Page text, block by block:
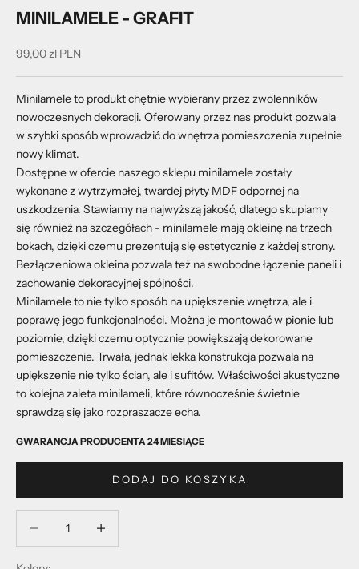
MINILAMELE - GRAFIT
Cena promocyjna
99,00 zl PLN
Minilamele to produkt chętnie wybierany przez zwolenników
nowoczesnych dekoracji. Oferowany przez nas produkt pozwala
w szybki sposób wprowadzić do wnętrza pomieszczenia zupełnie
nowy klimat.
Dostępne w ofercie naszego sklepu minilamele zostały
wykonane z wytrzymałej, twardej płyty MDF odpornej na
uszkodzenia. Stawiamy na najwyższą jakość, dlatego skupiamy
się również na szczegółach - minilamele mają okleinę na trzech
bokach, dzięki czemu prezentują się estetycznie z każdej strony.
Bezłączeniowa okleina pozwala też na swobodne łączenie paneli i
zachowanie dekoracyjnej spójności.
Minilamele to nie tylko sposób na upiększenie wnętrza, ale i
poprawę jego funkcjonalności. Można je montować w pionie lub
poziomie, dzięki czemu optycznie powiększają dekorowane
pomieszczenie. Trwała, jednak lekka konstrukcja pozwala na
upiększenie nie tylko ścian, ale i sufitów. Właściwości akustyczne
to kolejna zaleta minilameli, które równocześnie świetnie
sprawdzą się jako rozpraszacze echa.
GWARANCJA PRODUCENTA 24 MIESIĄCE
DODAJ DO KOSZYKA